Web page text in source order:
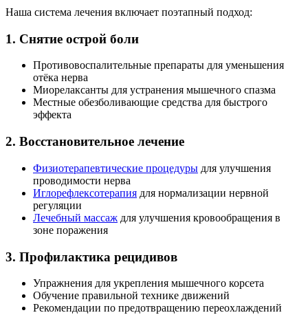
Наша система лечения включает поэтапный подход:
1. Снятие острой боли
Противовоспалительные препараты для уменьшения
отёка нерва
Миорелаксанты для устранения мышечного спазма
Местные обезболивающие средства для быстрого
эффекта
2. Восстановительное лечение
Физиотерапевтические процедуры для улучшения
проводимости нерва
Иглорефлексотерапия для нормализации нервной
регуляции
Лечебный массаж для улучшения кровообращения в
зоне поражения
3. Профилактика рецидивов
Упражнения для укрепления мышечного корсета
Обучение правильной технике движений
Рекомендации по предотвращению переохлаждений